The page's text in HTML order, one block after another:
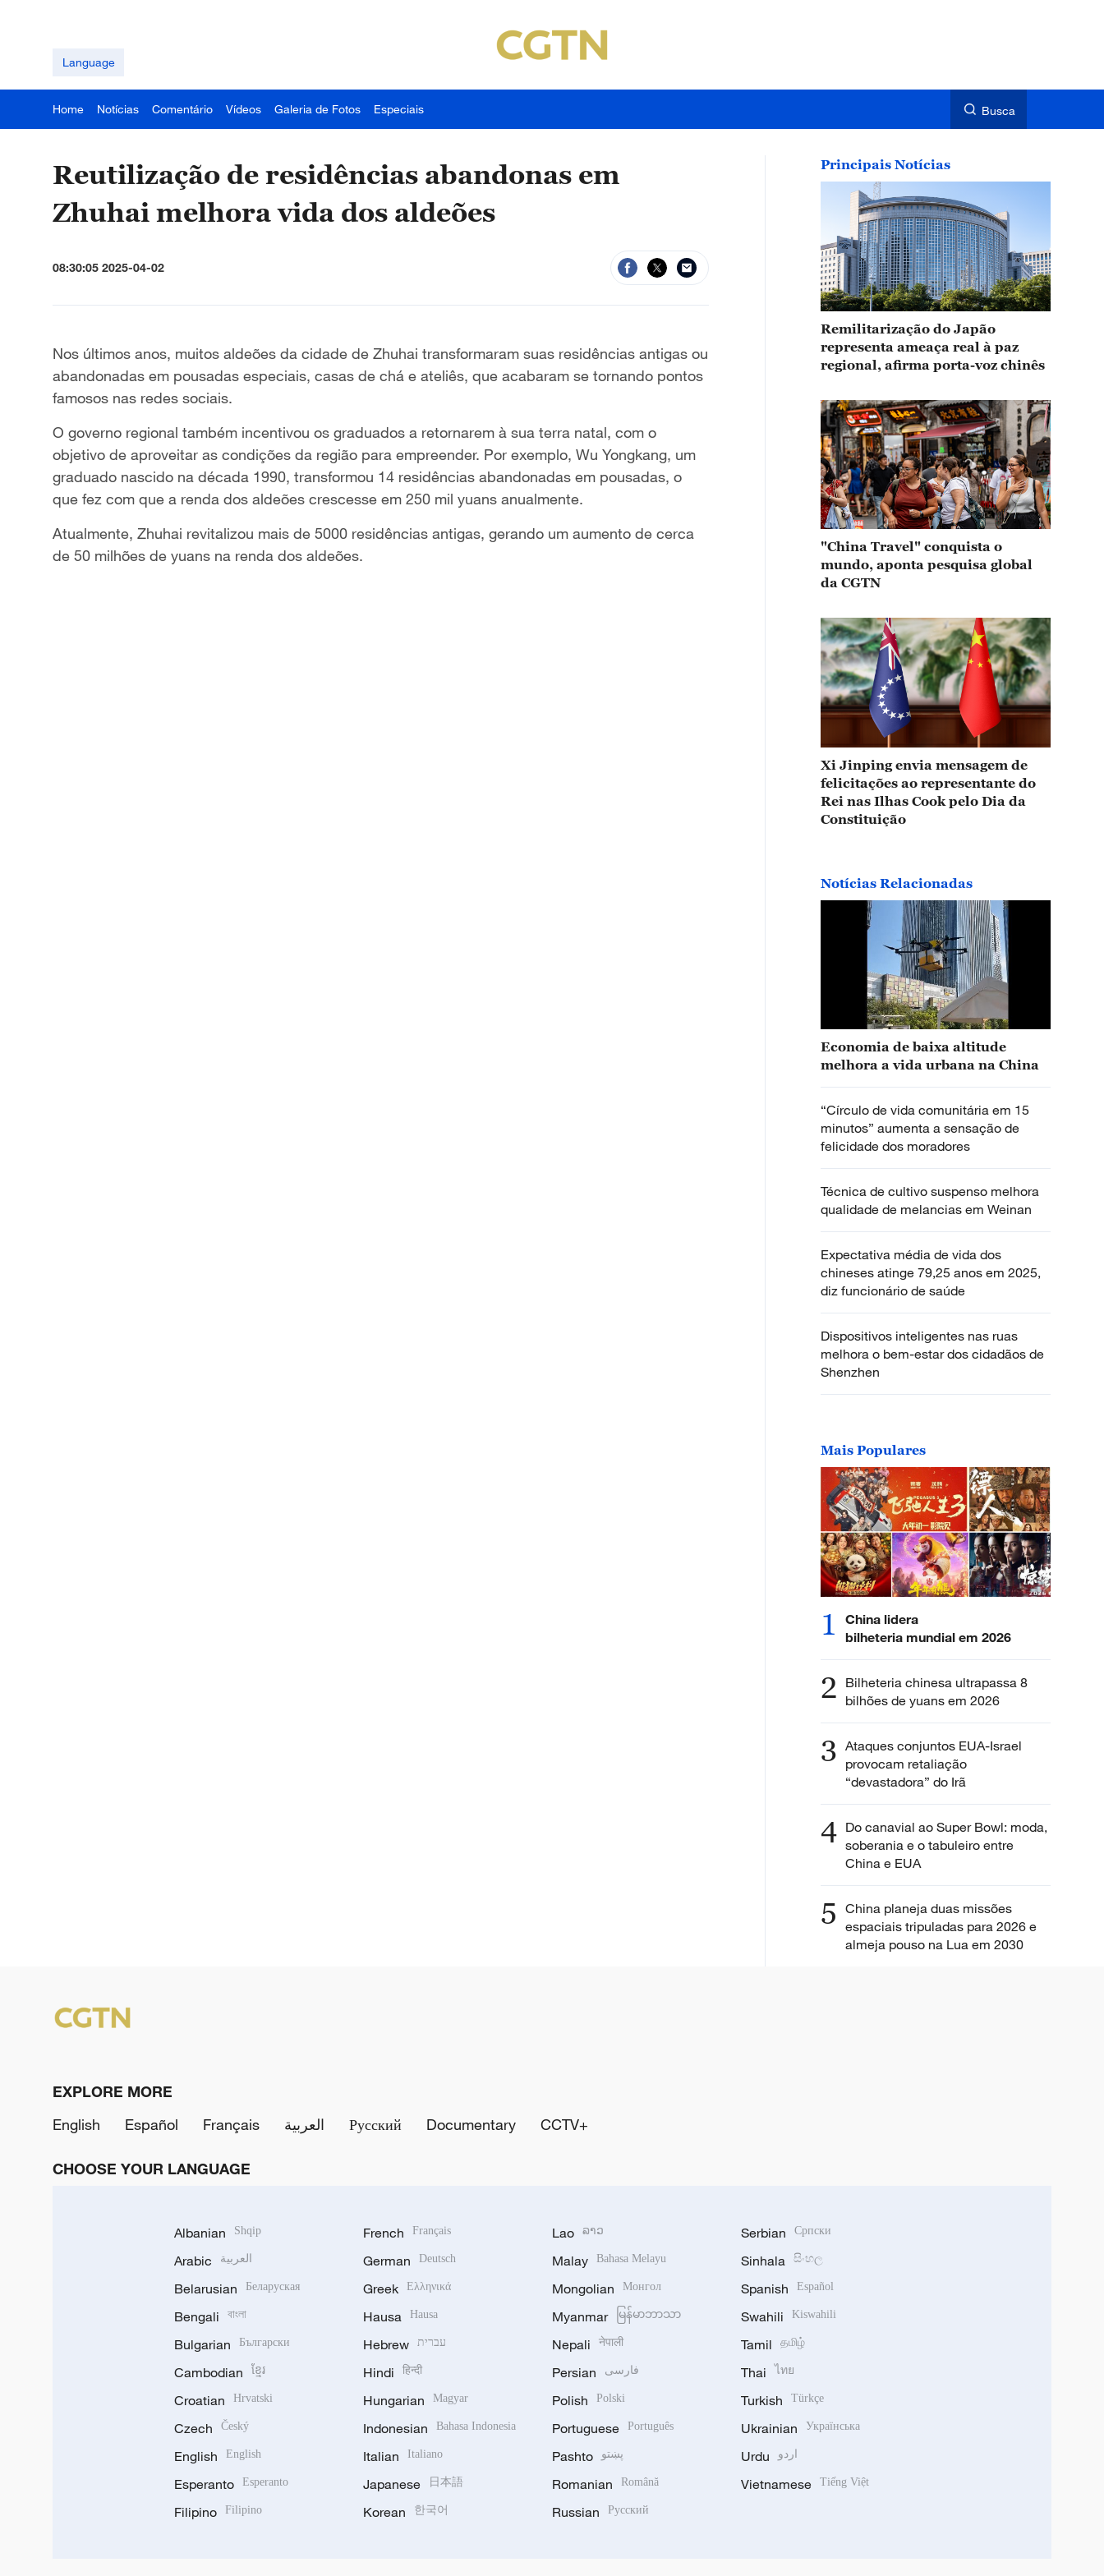
Language
Home Notícias Comentário Vídeos Galeria de Fotos Especiais Busca
Reutilização de residências abandonas em
Zhuhai melhora vida dos aldeões
08:30:05 2025-04-02
Nos últimos anos, muitos aldeões da cidade de Zhuhai transformaram suas residências antigas ou
abandonadas em pousadas especiais, casas de chá e ateliês, que acabaram se tornando pontos
famosos nas redes sociais.
O governo regional também incentivou os graduados a retornarem à sua terra natal, com o
objetivo de aproveitar as condições da região para empreender. Por exemplo, Wu Yongkang, um
graduado nascido na década 1990, transformou 14 residências abandonadas em pousadas, o
que fez com que a renda dos aldeões crescesse em 250 mil yuans anualmente.
Atualmente, Zhuhai revitalizou mais de 5000 residências antigas, gerando um aumento de cerca
de 50 milhões de yuans na renda dos aldeões.
Principais Notícias
Remilitarização do Japão
representa ameaça real à paz
regional, afirma porta-voz chinês
"China Travel" conquista o
mundo, aponta pesquisa global
da CGTN
Xi Jinping envia mensagem de
felicitações ao representante do
Rei nas Ilhas Cook pelo Dia da
Constituição
Notícias Relacionadas
Economia de baixa altitude
melhora a vida urbana na China
“Círculo de vida comunitária em 15
minutos” aumenta a sensação de
felicidade dos moradores
Técnica de cultivo suspenso melhora
qualidade de melancias em Weinan
Expectativa média de vida dos
chineses atinge 79,25 anos em 2025,
diz funcionário de saúde
Dispositivos inteligentes nas ruas
melhora o bem-estar dos cidadãos de
Shenzhen
Mais Populares
1
China lidera
bilheteria mundial em 2026
2 Bilheteria chinesa ultrapassa 8
bilhões de yuans em 2026
3 Ataques conjuntos EUA-Israel
provocam retaliação
“devastadora” do Irã
4 Do canavial ao Super Bowl: moda,
soberania e o tabuleiro entre
China e EUA
5 China planeja duas missões
espaciais tripuladas para 2026 e
almeja pouso na Lua em 2030
EXPLORE MORE
English
Español Français العربية Русский Documentary CCTV+
CHOOSE YOUR LANGUAGE
Albanian Shqip
Arabic العربية
Belarusian Беларуская
Bengali বাংলা
Bulgarian Български
Cambodian ខ្មែរ
Croatian Hrvatski
Czech Český
English English
Esperanto Esperanto
Filipino Filipino
French Français
German Deutsch
Greek Ελληνικά
Hausa Hausa
Hebrew עברית
Hindi हिन्दी
Hungarian Magyar
Indonesian Bahasa Indonesia
Italian Italiano
Japanese 日本語
Korean 한국어
Lao ລາວ
Malay Bahasa Melayu
Mongolian Монгол
Myanmar မြန်မာဘာသာ
Nepali नेपाली
Persian فارسی
Polish Polski
Portuguese Português
Pashto پښتو
Romanian Română
Russian Русский
Serbian Српски
Sinhala සිංහල
Spanish Español
Swahili Kiswahili
Tamil தமிழ்
Thai ไทย
Turkish Türkçe
Ukrainian Українська
Urdu اردو
Vietnamese Tiếng Việt